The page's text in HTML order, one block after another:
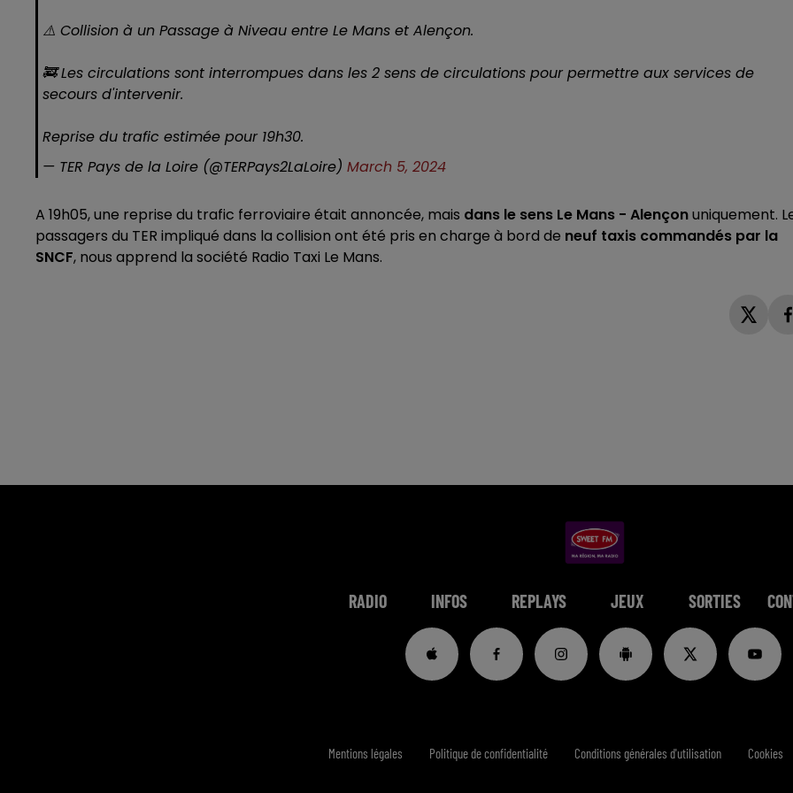
⚠️ Collision à un Passage à Niveau entre Le Mans et Alençon.
🚒 Les circulations sont interrompues dans les 2 sens de circulations pour permettre aux services de
secours d'intervenir.
Reprise du trafic estimée pour 19h30.
— TER Pays de la Loire (@TERPays2LaLoire) March 5, 2024
A 19h05, une reprise du trafic ferroviaire était annoncée, mais dans le sens Le Mans - Alençonuniquement.
passagers du TER impliqué dans la collision ont été pris en charge à bord de neuf taxis commandés par la
SNCF, nous apprend la société Radio Taxi Le Mans.
RADIO INFOS REPLAYS JEUX SORTIES
Mentions légales Politique de confidentialité Conditions générales d'utilisation Cookies